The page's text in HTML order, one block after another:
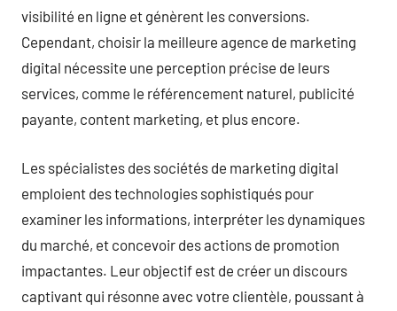
visibilité en ligne et génèrent les conversions.
Cependant, choisir la meilleure agence de marketing
digital nécessite une perception précise de leurs
services, comme le référencement naturel, publicité
payante, content marketing, et plus encore.
Les spécialistes des sociétés de marketing digital
emploient des technologies sophistiqués pour
examiner les informations, interpréter les dynamiques
du marché, et concevoir des actions de promotion
impactantes. Leur objectif est de créer un discours
captivant qui résonne avec votre clientèle, poussant à